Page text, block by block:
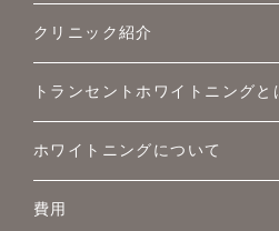
クリニック紹介
トランセントホワイトニングと
ホワイトニングについて
費用